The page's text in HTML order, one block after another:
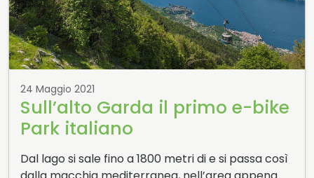
24 Maggio 2021
Sull’alto Garda il primo e-bike
Park italiano
Dal lago si sale fino a 1800 metri di e si passa così